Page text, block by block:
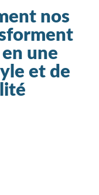
nos
une
et de